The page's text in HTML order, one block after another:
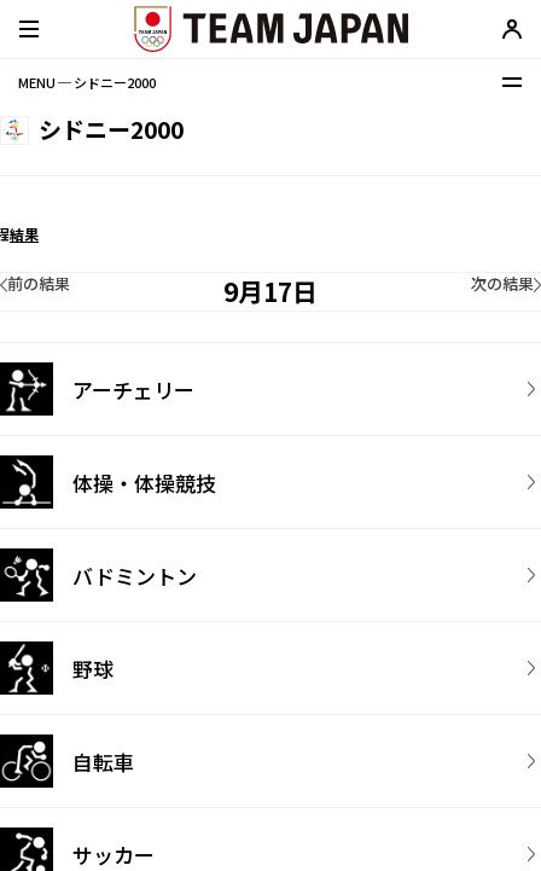
MENU ─ シドニー2000
シドニー2000
結果
9月17日
前の結果 次の結果
アーチェリー
体操・体操競技
バドミントン
野球
自転車
サッカー